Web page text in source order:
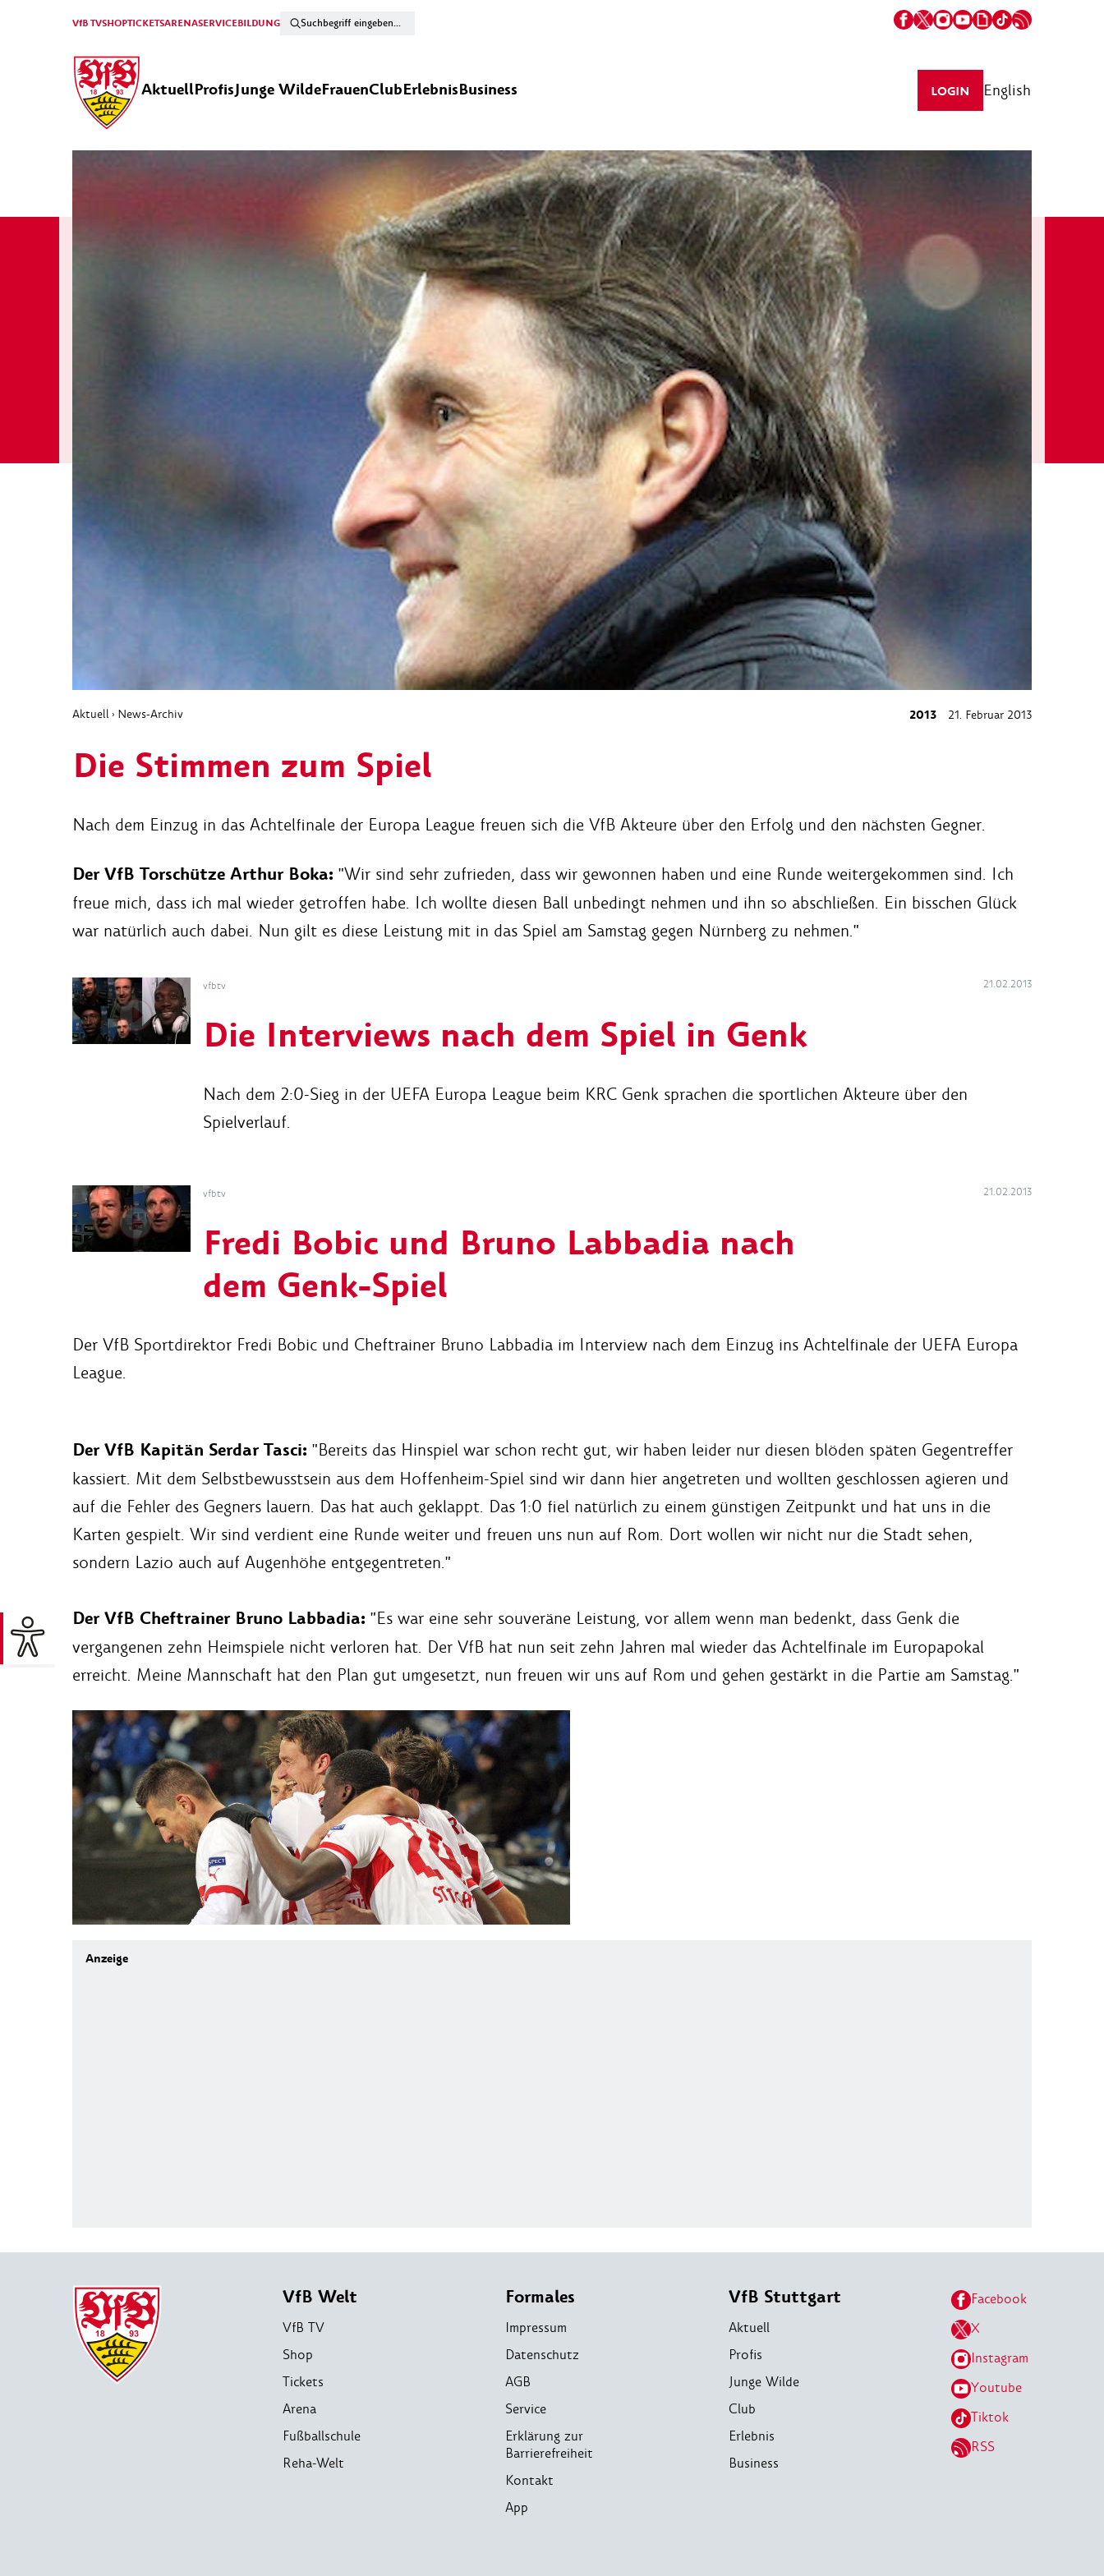
VfB TVSHOPTICKETSARENASERVICEBILDUNG
AktuellProfisJunge WildeFrauenClubErlebnisBusiness LOGIN English
Aktuell › News-Archiv 2013 21. Februar 2013
Die Stimmen zum Spiel
Nach dem Einzug in das Achtelfinale der Europa League freuen sich die VfB Akteure über den Erfolg und den nächsten Gegner.
Der VfB Torschütze Arthur Boka: "Wir sind sehr zufrieden, dass wir gewonnen haben und eine Runde weitergekommen sind. Ich
freue mich, dass ich mal wieder getroffen habe. Ich wollte diesen Ball unbedingt nehmen und ihn so abschließen. Ein bisschen Glück
war natürlich auch dabei. Nun gilt es diese Leistung mit in das Spiel am Samstag gegen Nürnberg zu nehmen."
vfbtv 21.02.2013
Die Interviews nach dem Spiel in Genk
Nach dem 2:0-Sieg in der UEFA Europa League beim KRC Genk sprachen die sportlichen Akteure über den
Spielverlauf.
vfbtv 21.02.2013
Fredi Bobic und Bruno Labbadia nach
dem Genk-Spiel
Der VfB Sportdirektor Fredi Bobic und Cheftrainer Bruno Labbadia im Interview nach dem Einzug ins Achtelfinale der UEFA Europa
League.
Der VfB Kapitän Serdar Tasci: "Bereits das Hinspiel war schon recht gut, wir haben leider nur diesen blöden späten Gegentreffer
kassiert. Mit dem Selbstbewusstsein aus dem Hoffenheim-Spiel sind wir dann hier angetreten und wollten geschlossen agieren und
auf die Fehler des Gegners lauern. Das hat auch geklappt. Das 1:0 fiel natürlich zu einem günstigen Zeitpunkt und hat uns in die
Karten gespielt. Wir sind verdient eine Runde weiter und freuen uns nun auf Rom. Dort wollen wir nicht nur die Stadt sehen,
sondern Lazio auch auf Augenhöhe entgegentreten."
Der VfB Cheftrainer Bruno Labbadia: "Es war eine sehr souveräne Leistung, vor allem wenn man bedenkt, dass Genk die
vergangenen zehn Heimspiele nicht verloren hat. Der VfB hat nun seit zehn Jahren mal wieder das Achtelfinale im Europapokal
erreicht. Meine Mannschaft hat den Plan gut umgesetzt, nun freuen wir uns auf Rom und gehen gestärkt in die Partie am Samstag."
VfB Welt
VfB TV
Shop
Tickets
Arena
Fußballschule
Reha-Welt
Formales
Impressum
Datenschutz
AGB
Service
Erklärung zur
Barrierefreiheit
Kontakt
App
VfB Stuttgart
Aktuell
Profis
Junge Wilde
Club
Erlebnis
Business
Facebook
X
Instagram
Youtube
Tiktok
RSS